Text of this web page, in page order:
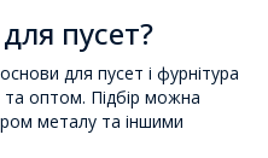
пусет?
для пусет і фурнітура
та оптом. Підбір можна
металу та іншими